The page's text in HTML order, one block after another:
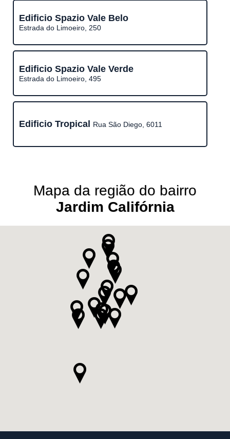
Edificio Spazio Vale Belo
Estrada do Limoeiro, 250
Edificio Spazio Vale Verde
Estrada do Limoeiro, 495
Edificio Tropical Rua São Diego, 6011
Mapa da região do bairro
Jardim Califórnia